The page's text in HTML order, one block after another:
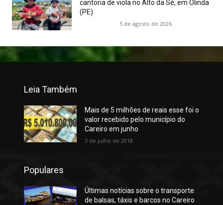
cantoria de viola no Alto da Sé, em Olinda
(PE)
5 de agosto de 2026
Leia Também
Mais de 5 milhões de reais esse foi o
valor recebido pelo município do
Careiro em junho
3 de julho de 2018
Populares
Últimas notícias sobre o transporte
de balsas, táxis e barcos no Careiro